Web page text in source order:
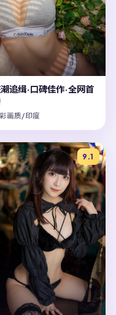
追缉·口碑佳作·全网首
画质/印度
9.1